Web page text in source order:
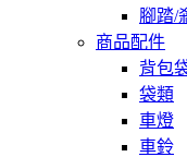
腳踏/
商品配件
背包
袋類
車燈
車鈴